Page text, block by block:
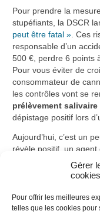
Gérer
cookies
Pour offrir les meilleures
telles que les cookies pour
Pour prendre la
stupéfiants, la DSCR
peut être fatal » . Ces
responsable d’un
500 €, perdre 6 points
Pour vous éviter de
consommateur de
les contrôles vont se
prélèvement
dépistage positif lors
Aujourd’hui, c’est un
révèle positif, un agent
procède au
les contrôles ainsi
Posté dansActualités,
Taggé par campagne